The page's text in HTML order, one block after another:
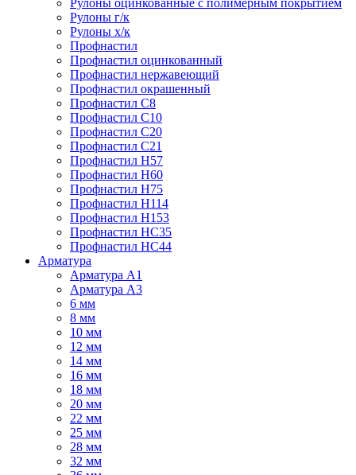
Рулоны оцинкованные с полимерным покрытием
Рулоны г/к
Рулоны х/к
Профнастил
Профнастил оцинкованный
Профнастил нержавеющий
Профнастил окрашенный
Профнастил С8
Профнастил С10
Профнастил С20
Профнастил С21
Профнастил Н57
Профнастил Н60
Профнастил Н75
Профнастил Н114
Профнастил Н153
Профнастил НС35
Профнастил НС44
Арматура
Арматура А1
Арматура А3
6 мм
8 мм
10 мм
12 мм
14 мм
16 мм
18 мм
20 мм
22 мм
25 мм
28 мм
32 мм